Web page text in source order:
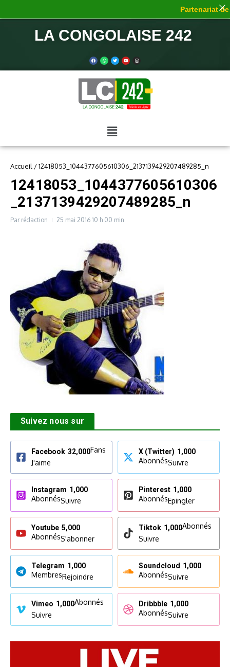
LA CONGOLAISE 242
Accueil /12418053_1044377605610306_2137139429207489285_n
12418053_1044377605610306
_2137139429207489285_n
Par rédaction 25 mai 2016 10 h 00 min
Suivez nous sur
Facebook 32,000Fans
J'aime
X (Twitter) 1,000
AbonnésSuivre
Instagram 1,000
AbonnésSuivre
Pinterest 1,000
AbonnésEpingler
Youtube 5,000
AbonnésS'abonner
Tiktok 1,000Abonnés
Suivre
Telegram 1,000
MembresRejoindre
Soundcloud 1,000
AbonnésSuivre
Vimeo 1,000Abonnés
Suivre
Dribbble 1,000
AbonnésSuivre
Partenariat de